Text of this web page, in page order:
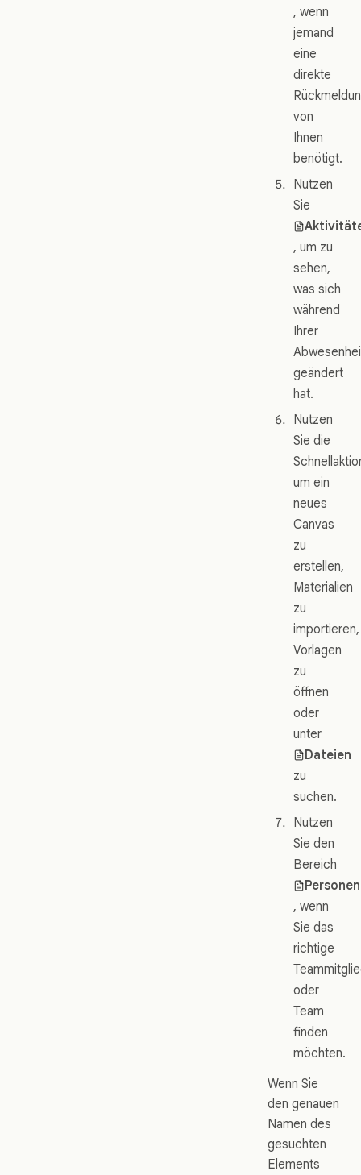
, wenn
jemand
eine
direkte
von
Ihnen
benötigt.
Nutzen
Sie
, um zu
sehen,
was sich
während
Ihrer
geändert
hat.
Nutzen
Sie die
um ein
neues
Canvas
zu
erstellen,
Materialien
zu
importieren,
Vorlagen
zu
öffnen
oder
unter
Dateien
zu
suchen.
Nutzen
Sie den
Bereich
Personen
, wenn
Sie das
richtige
oder
Team
finden
möchten.
Wenn Sie
den genauen
Namen des
gesuchten
Elements